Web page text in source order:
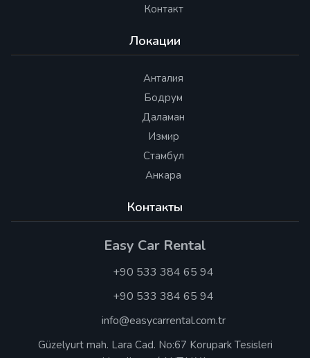
Контакт
Локации
Анталия
Бодрум
Даламан
Измир
Стамбул
Анкара
Контакты
Easy Car Rental
+90 533 384 65 94
+90 533 384 65 94
info@easycarrental.com.tr
Güzelyurt mah. Lara Cad. No:67 Korupark Tesisleri